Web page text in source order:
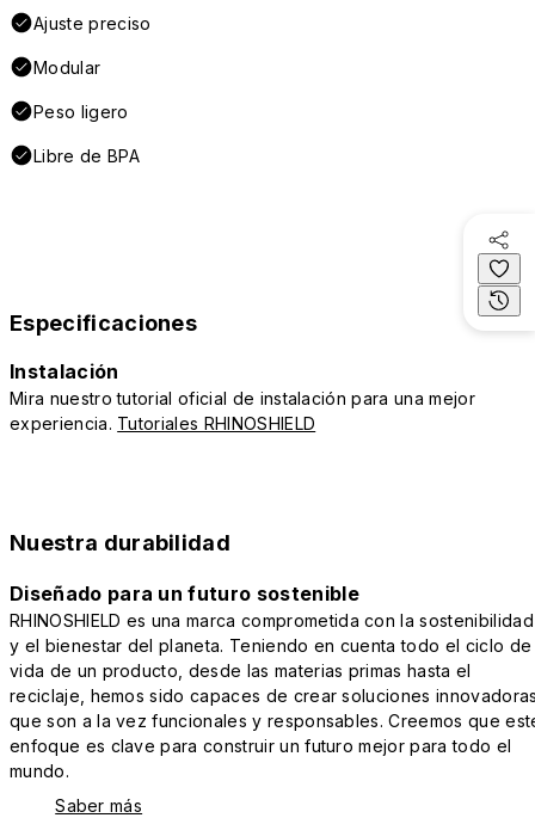
Ajuste preciso
Modular
Peso ligero
Libre de BPA
Especificaciones
Instalación
Mira nuestro tutorial oficial de instalación para una mejor
experiencia. Tutoriales RHINOSHIELD
Nuestra durabilidad
Diseñado para un futuro sostenible
RHINOSHIELD es una marca comprometida con la sostenibilidad
y el bienestar del planeta. Teniendo en cuenta todo el ciclo de
vida de un producto, desde las materias primas hasta el
reciclaje, hemos sido capaces de crear soluciones
que son a la vez funcionales y responsables. Creemos que
enfoque es clave para construir un futuro mejor para todo el
mundo.
Saber más